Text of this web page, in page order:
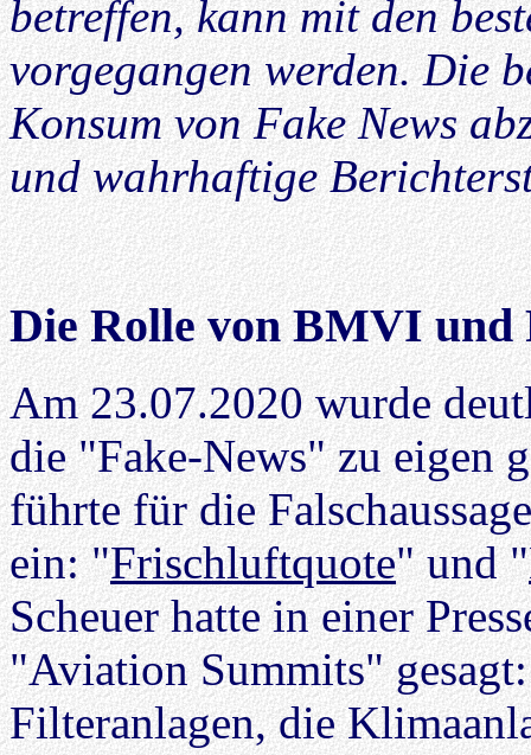
betreffen, kann mit den
vorgegangen werden. Die
Konsum von Fake News
und wahrhaftige
Die Rolle von BMVI
Am 23.07.2020 wurde
die "Fake-News" zu eigen
führte für die
ein: "Frischluftquote" und "
Scheuer hatte in einer
"Aviation Summits"
Filteranlagen, die